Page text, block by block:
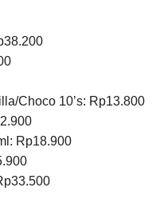
Choco 10’s: Rp13.800
Rp18.900